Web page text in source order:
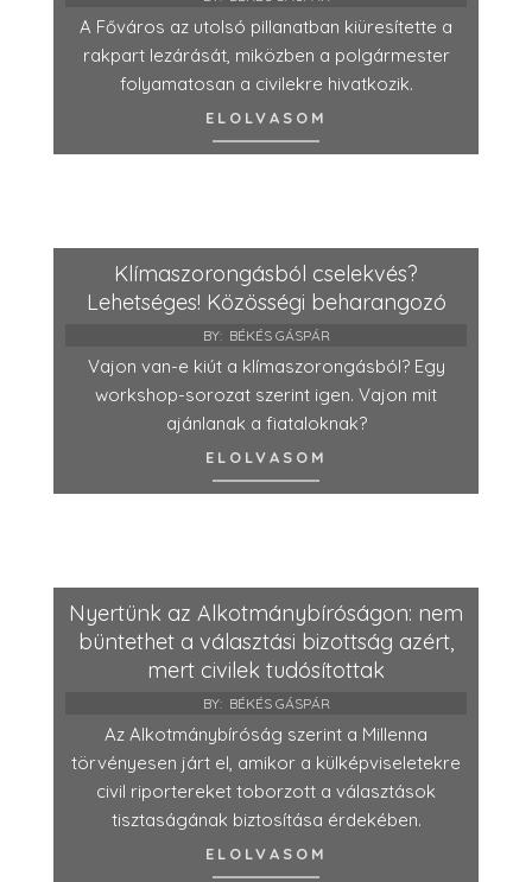
A Főváros az utolsó pillanatban kiüresítette a
rakpart lezárását, miközben a polgármester
folyamatosan a civilekre hivatkozik.
ELOLVASOM
Klímaszorongásból cselekvés?
Lehetséges! Közösségi beharangozó
BY: BÉKÉS GÁSPÁR
Vajon van-e kiút a klímaszorongásból? Egy
workshop-sorozat szerint igen. Vajon mit
ajánlanak a fiataloknak?
ELOLVASOM
Nyertünk az Alkotmánybíróságon: nem
büntethet a választási bizottság azért,
mert civilek tudósítottak
BY: BÉKÉS GÁSPÁR
Az Alkotmánybíróság szerint a Millenna
törvényesen járt el, amikor a külképviseletekre
civil riportereket toborzott a választások
tisztaságának biztosítása érdekében.
ELOLVASOM